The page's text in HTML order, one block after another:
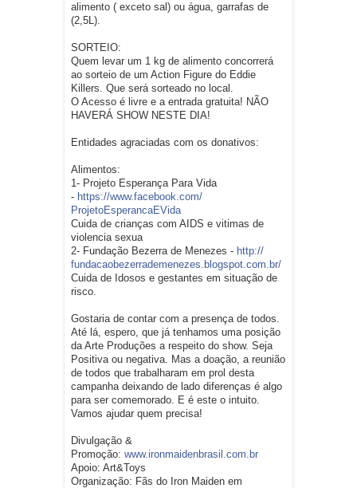
alimento ( exceto sal) ou água, garrafas de
(2,5L).
SORTEIO:
Quem levar um 1 kg de alimento concorrerá
ao sorteio de um Action Figure do Eddie
Killers. Que será sorteado no local.
O Acesso é livre e a entrada gratuita! NÃO
HAVERÁ SHOW NESTE DIA!
Entidades agraciadas com os donativos:
Alimentos:
1- Projeto Esperança Para Vida
- https://www.facebook.com/
ProjetoEsperancaEVida
Cuida de crianças com AIDS e vitimas de
violencia sexua
2- Fundação Bezerra de Menezes - http://
fundacaobezerrademenezes.blogspot.com.br/
Cuida de Idosos e gestantes em situação de
risco.
Gostaria de contar com a presença de todos.
Até lá, espero, que já tenhamos uma posição
da Arte Produções a respeito do show. Seja
Positiva ou negativa. Mas a doação, a reunião
de todos que trabalharam em prol desta
campanha deixando de lado diferenças é algo
para ser comemorado. E é este o intuito.
Vamos ajudar quem precisa!
Divulgação &
Promoção: www.ironmaidenbrasil.com.br
Apoio: Art&Toys
Organização: Fãs do Iron Maiden em